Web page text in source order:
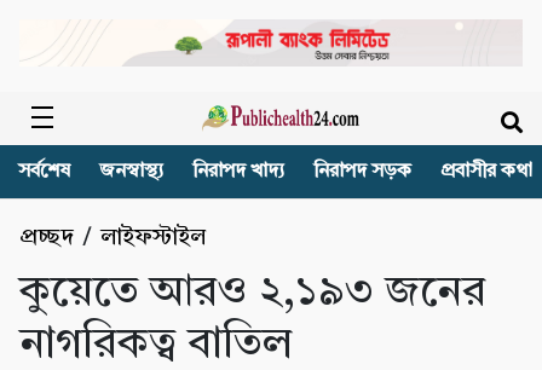
সর্বশেষ জনস্বাস্থ্য নিরাপদ খাদ্য নিরাপদ সড়ক প্রবাসীর কথা
প্রচ্ছদ /লাইফস্টাইল
কুয়েতে আরও ২,১৯৩ জনের
নাগরিকত্ব বাতিল